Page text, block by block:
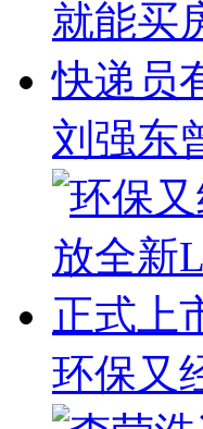
刘强东
环保又